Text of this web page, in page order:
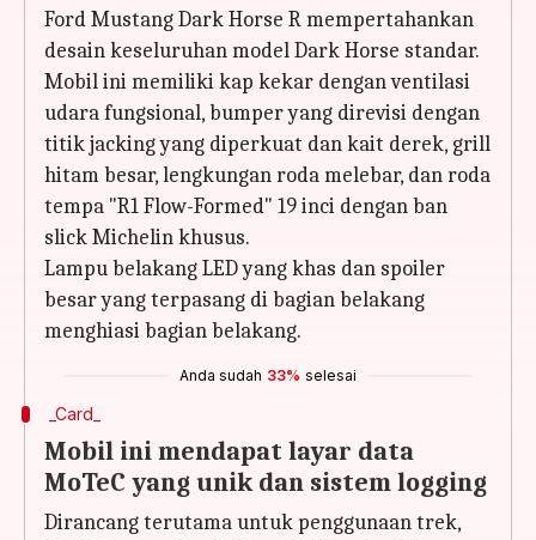
Ford Mustang Dark Horse R mempertahankan
desain keseluruhan model Dark Horse standar.
Mobil ini memiliki kap kekar dengan ventilasi
udara fungsional, bumper yang direvisi dengan
titik jacking yang diperkuat dan kait derek, grill
hitam besar, lengkungan roda melebar, dan roda
tempa "R1 Flow-Formed" 19 inci dengan ban
slick Michelin khusus.
Lampu belakang LED yang khas dan spoiler
besar yang terpasang di bagian belakang
menghiasi bagian belakang.
Anda sudah 33% selesai
_Card_
Mobil ini mendapat layar data
MoTeC yang unik dan sistem logging
Dirancang terutama untuk penggunaan trek,